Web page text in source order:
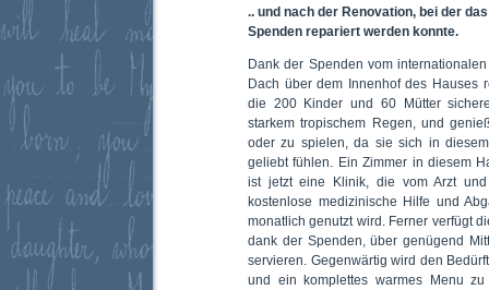
.. und nach der Renovation, bei der
Spenden repariert werden konnte.
Dank der Spenden vom
Dach über dem Innenhof des Hauses
die 200 Kinder und 60 Mütter
starkem tropischem Regen, und
oder zu spielen, da sie sich in
geliebt fühlen. Ein Zimmer in diesem
ist jetzt eine Klinik, die vom Arzt
kostenlose medizinische Hilfe und
monatlich genutzt wird. Ferner verfügt
dank der Spenden, über genügend
servieren. Gegenwärtig wird den
und ein komplettes warmes Menu